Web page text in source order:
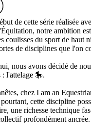
de cette série réalisée
notre ambition
coulisses du sport de haut
de disciplines que l'on
nous avons décidé de
: l'attelage 🎠.
chez I am an
cette discipline
une richesse technique
profondément ancrée.